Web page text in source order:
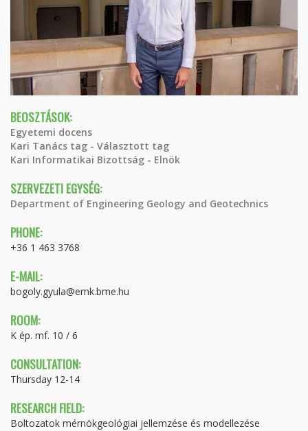
BEOSZTÁSOK:
Egyetemi docens
Kari Tanács tag - Választott tag
Kari Informatikai Bizottság - Elnök
SZERVEZETI EGYSÉG:
Department of Engineering Geology and Geotechnics
PHONE:
+36 1 463 3768
E-MAIL:
bogoly.gyula@emk.bme.hu
ROOM:
K ép. mf. 10 / 6
CONSULTATION:
Thursday 12-14
RESEARCH FIELD:
Boltozatok mérnökgeológiai jellemzése és modellezése